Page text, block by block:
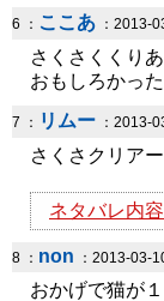
6 ： ここあ ：2013-
さくさくくりあ
おもしろかった
7 ： リムー ：2013-
さくさクリア
ネタバレ内
8 ： non ：2013-03-
おかげで猫が